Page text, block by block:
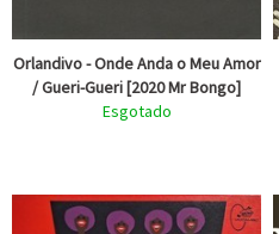
Orlandivo - Onde Anda o Meu Amor
/ Gueri-Gueri [2020 Mr Bongo]
Esgotado